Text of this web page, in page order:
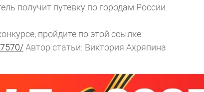
получит путевку по городам России.
пройдите по этой ссылке:
Автор статьи: Виктория Ахряпина